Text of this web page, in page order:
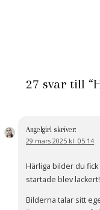
27 svar till
Angelgirl skriver:
29 mars 2025 kl. 05:14
Härliga bilder du
startade blev
Bilderna talar sitt